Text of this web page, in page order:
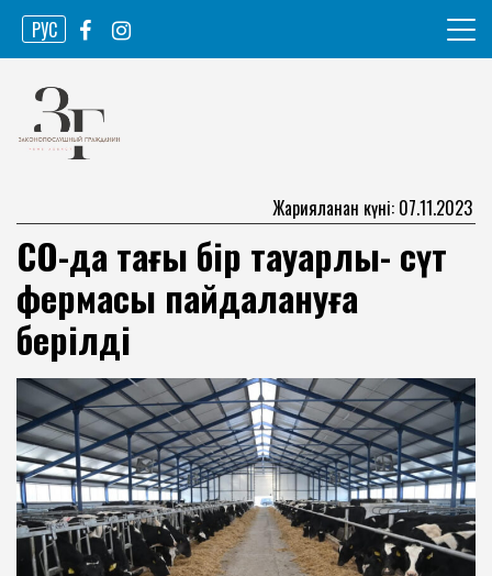
Skip
content
РУС
Законопослушный гражданин
Жарияланған күні: 07.11.2023
СҚО-да тағы бір тауарлы- сүт
фермасы пайдалануға
берілді